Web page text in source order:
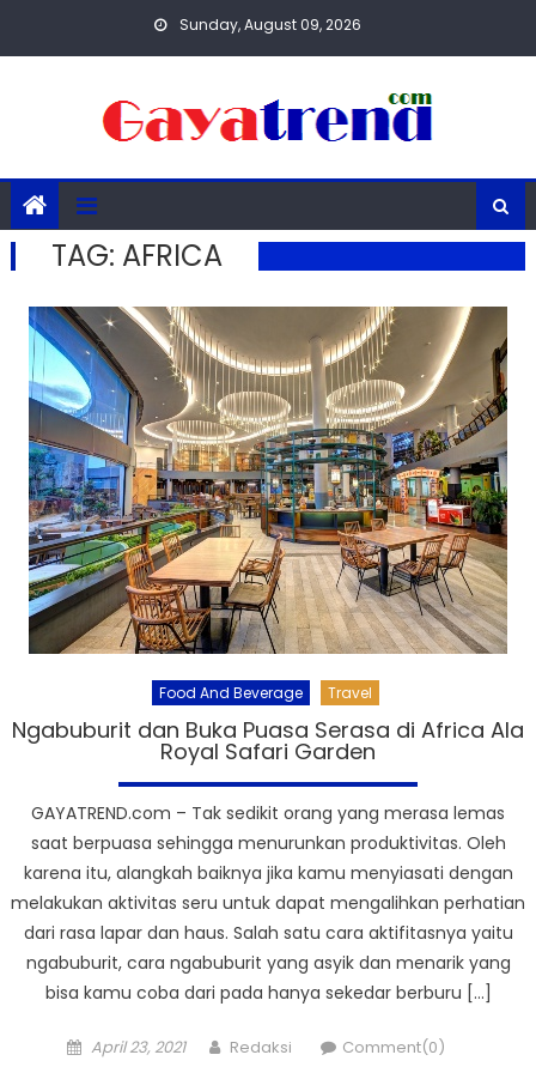
Sunday, August 09, 2026
TAG: AFRICA
Food And Beverage Travel
Ngabuburit dan Buka Puasa Serasa di Africa Ala
Royal Safari Garden
GAYATREND.com – Tak sedikit orang yang merasa lemas
saat berpuasa sehingga menurunkan produktivitas. Oleh
karena itu, alangkah baiknya jika kamu menyiasati dengan
melakukan aktivitas seru untuk dapat mengalihkan perhatian
dari rasa lapar dan haus. Salah satu cara aktifitasnya yaitu
ngabuburit, cara ngabuburit yang asyik dan menarik yang
bisa kamu coba dari pada hanya sekedar berburu […]
Posted
April 23, 2021 Author
Redaksi Comment(0)